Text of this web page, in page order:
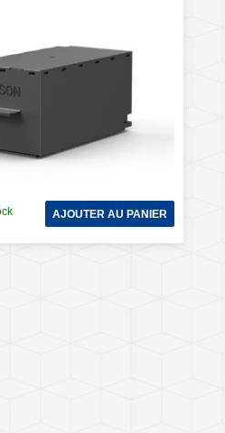
AJOUTER AU PANIER